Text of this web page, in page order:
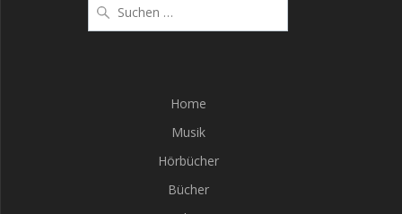
nach:
Home
Musik
Hörbücher
Bücher